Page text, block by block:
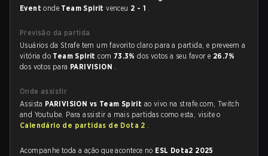
Eventonde Team Spiritvenceu 2 - 1 .
Previsão da partida
Usuários da Strafe tem um favorito claro para a partida, e preveem a
vitória do Team Spiritcom 73.3%dos votos a seu favor e 26.7%
dos votos para PARIVISION .
Onde assistir
Assista PARIVISION vs Team Spirit ao vivo na strafe.com, Twitch
and Youtube. Para assistir a mais partidas como esta, visite o
Calendário de partidas de Dota 2 .
Acompanhe toda a ação que acontece no ESL Dota2 2025